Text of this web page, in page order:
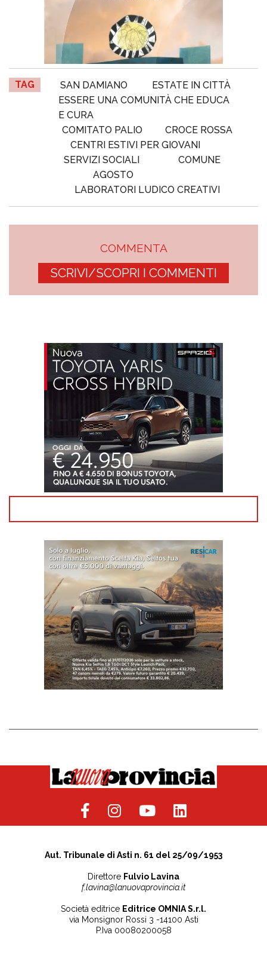
TAG SAN DAMIANO
ESTATE IN CITTÀ
ESSERE UNA COMUNITÀ CHE EDUCA
E CURA
COMITATO PALIO
CROCE ROSSA
CENTRI ESTIVI PER GIOVANI
SERVIZI SOCIALI
COMUNE
AGOSTO
LABORATORI LUDICO CREATIVI
COMMENTA
SCRIVI/SCOPRI I COMMENTI
Aut. Tribunale di Asti n. 61 del 25/09/1953
Direttore Fulvio Lavina
f.lavina@lanuovaprovincia.it
Società editrice Editrice OMNIA S.r.l.
via Monsignor Rossi 3 -14100 Asti
P.Iva 00080200058